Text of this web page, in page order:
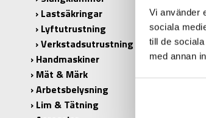
Vi använder
sociala
till de
med annan
Lastsäkringar
Lyftutrustning
Verkstadsutrustning
Handmaskiner
Mät & Märk
Arbetsbelysning
Lim & Tätning